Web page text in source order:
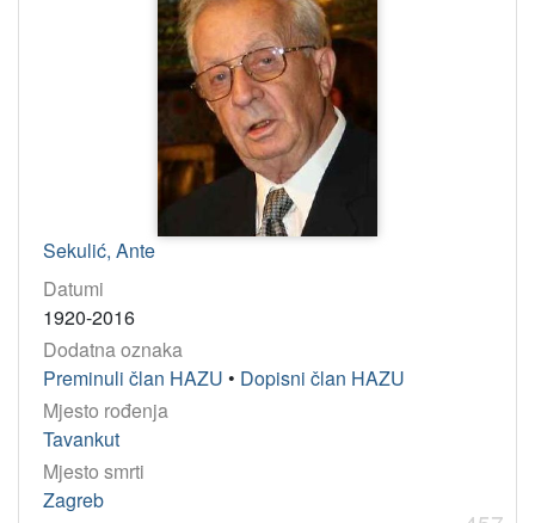
Sekulić, Ante
Datumi
1920-2016
Dodatna oznaka
Preminuli član HAZU • Dopisni član HAZU
Mjesto rođenja
Tavankut
Mjesto smrti
Zagreb